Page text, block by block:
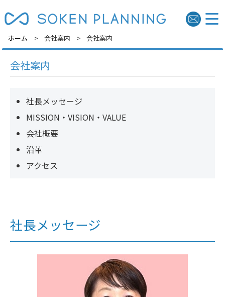
ホーム 会社案内 会社案内
会社案内
社長メッセージ
MISSION・VISION・VALUE
会社概要
沿革
アクセス
社長メッセージ